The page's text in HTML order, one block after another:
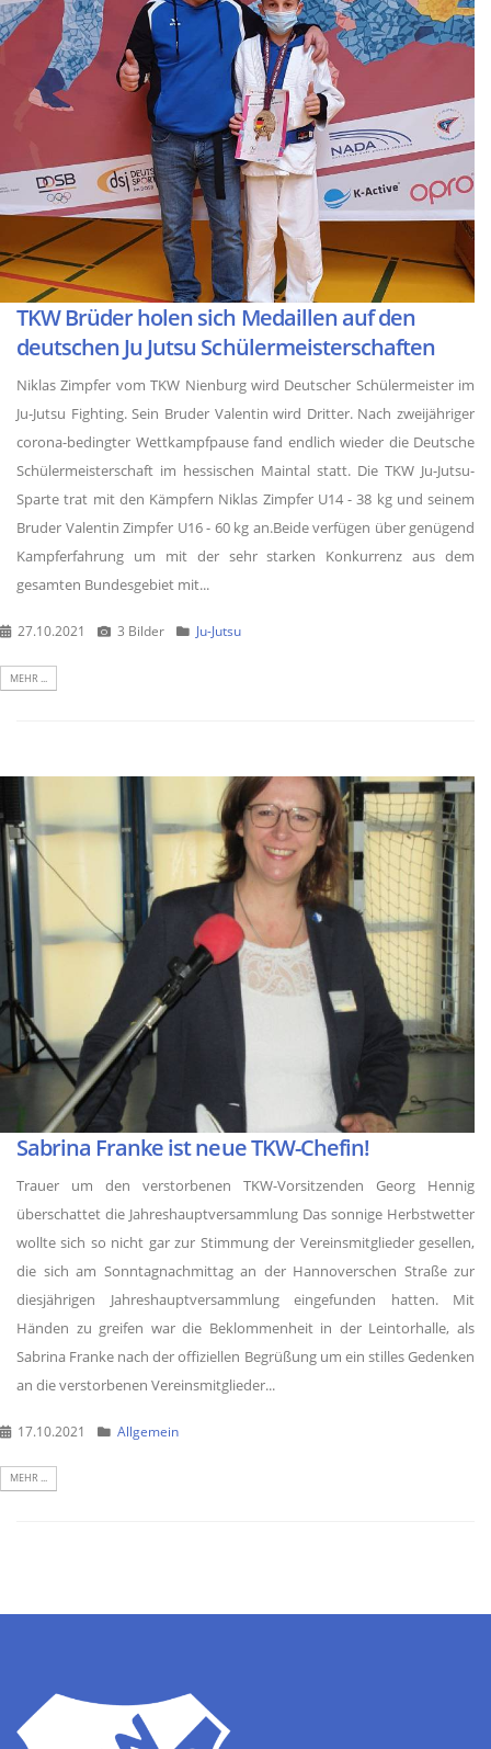
TKW Brüder holen sich Medaillen auf den
deutschen Ju Jutsu Schülermeisterschaften
Niklas Zimpfer vom TKW Nienburg wird Deutscher Schülermeister im
Ju-Jutsu Fighting. Sein Bruder Valentin wird Dritter. Nach zweijähriger
corona-bedingter Wettkampfpause fand endlich wieder die Deutsche
Schülermeisterschaft im hessischen Maintal statt. Die TKW Ju-Jutsu-
Sparte trat mit den Kämpfern Niklas Zimpfer U14 - 38 kg und seinem
Bruder Valentin Zimpfer U16 - 60 kg an.Beide verfügen über genügend
Kampferfahrung um mit der sehr starken Konkurrenz aus dem
gesamten Bundesgebiet mit...
27.10.2021 3 Bilder Ju-Jutsu
MEHR ...
Sabrina Franke ist neue TKW-Chefin!
Trauer um den verstorbenen TKW-Vorsitzenden Georg Hennig
überschattet die Jahreshauptversammlung Das sonnige Herbstwetter
wollte sich so nicht gar zur Stimmung der Vereinsmitglieder gesellen,
die sich am Sonntagnachmittag an der Hannoverschen Straße zur
diesjährigen Jahreshauptversammlung eingefunden hatten. Mit
Händen zu greifen war die Beklommenheit in der Leintorhalle, als
Sabrina Franke nach der offiziellen Begrüßung um ein stilles Gedenken
an die verstorbenen Vereinsmitglieder...
17.10.2021 Allgemein
MEHR ...